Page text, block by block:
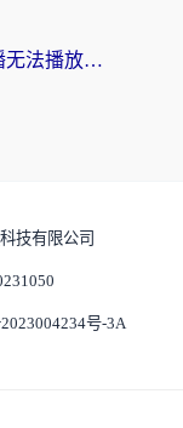
在澳大利亚看抖音世界杯直播无法播放？海外党体育观赛终极指南来了！
技有限公司
号-3A